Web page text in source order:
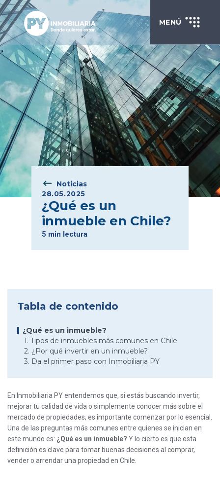
MENÚ
Noticias
28.05.2025
¿Qué es un
inmueble en Chile?
5 min lectura
Tabla de contenido
¿Qué es un inmueble?
1. Tipos de inmuebles más comunes en Chile
2. ¿Por qué invertir en un inmueble?
3. Da el primer paso con Inmobiliaria PY
En Inmobiliaria PY entendemos que, si estás buscando invertir,
mejorar tu calidad de vida o simplemente conocer más sobre el
mercado de propiedades, es importante comenzar por lo esencial.
Una de las preguntas más comunes entre quienes se inician en
este mundo es: ¿Qué es un inmueble? Y lo cierto es que esta
definición es clave para tomar buenas decisiones al comprar,
vender o arrendar una propiedad en Chile.